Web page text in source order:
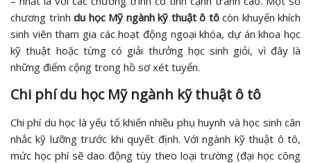
chương trình du học Mỹ ngành kỹ thuật ô tôcòn khuyến khích
sinh viên tham gia các hoạt động ngoại khóa, dự án khoa học
kỹ thuật hoặc từng có giải thưởng học sinh giỏi, vì đây là
những điểm cộng trong hồ sơ xét tuyển.
Chi phí du học Mỹ ngành kỹ thuật ô tô
Chi phí du học là yếu tố khiến nhiều phụ huynh và học sinh cân
nhắc kỹ lưỡng trước khi quyết định. Với ngành kỹ thuật ô tô,
mức học phí sẽ dao động tùy theo loại trường (đại học công